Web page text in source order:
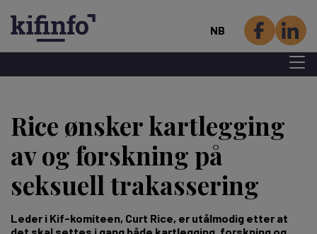
hovedinnhold
NB
Menu
Rice ønsker kartlegging
av og forskning på
seksuell trakassering
Leder i Kif-komiteen, Curt Rice, er utålmodig etter at